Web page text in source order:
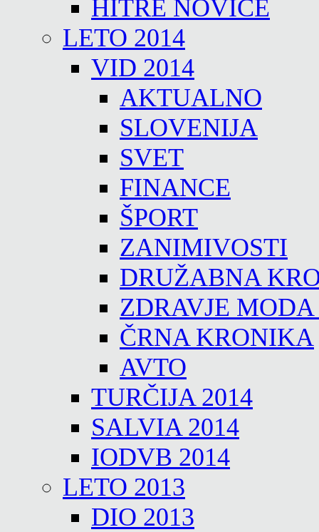
HITRE NOVICE
LETO 2014
VID 2014
AKTUALNO
SLOVENIJA
SVET
FINANCE
ŠPORT
ZANIMIVOSTI
DRUŽABNA
ZDRAVJE
ČRNA KRONIKA
AVTO
TURČIJA 2014
SALVIA 2014
IODVB 2014
LETO 2013
DIO 2013